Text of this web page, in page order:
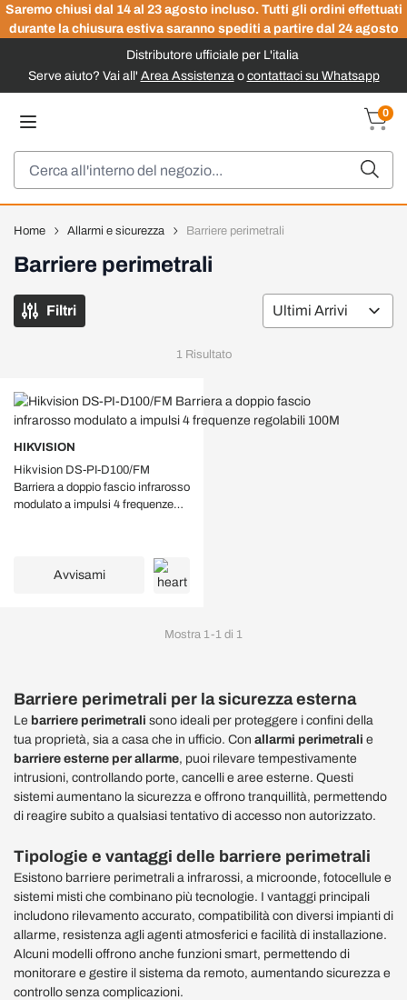
Saremo chiusi dal 14 al 23 agosto incluso. Tutti gli ordini effettuati
durante la chiusura estiva saranno spediti a partire dal 24 agosto
Distributore ufficiale per L'italia
Serve aiuto? Vai all' Area Assistenzao contattaci su Whatsapp
0
Home Allarmi e sicurezza Barriere perimetrali
Barriere perimetrali
Filtri
1 Risultato
HIKVISION
Hikvision DS-PI-D100/FM
Barriera a doppio fascio infrarosso
modulato a impulsi 4 frequenze
Avvisami
Mostra 1-1 di 1
Barriere perimetrali per la sicurezza esterna
Le barriere perimetrali sono ideali per proteggere i confini della
tua proprietà, sia a casa che in ufficio. Con allarmi perimetrali e
barriere esterne per allarme, puoi rilevare tempestivamente
intrusioni, controllando porte, cancelli e aree esterne. Questi
sistemi aumentano la sicurezza e offrono tranquillità, permettendo
di reagire subito a qualsiasi tentativo di accesso non autorizzato.
Tipologie e vantaggi delle barriere perimetrali
Esistono barriere perimetrali a infrarossi, a microonde, fotocellule e
sistemi misti che combinano più tecnologie. I vantaggi principali
includono rilevamento accurato, compatibilità con diversi impianti di
allarme, resistenza agli agenti atmosferici e facilità di installazione.
Alcuni modelli offrono anche funzioni smart, permettendo di
monitorare e gestire il sistema da remoto, aumentando sicurezza e
controllo senza complicazioni.